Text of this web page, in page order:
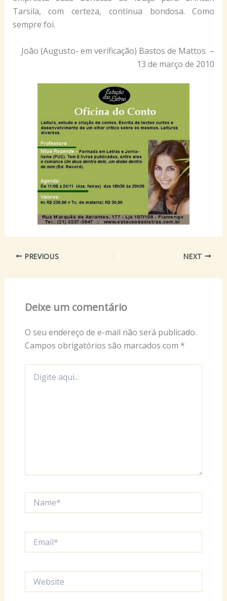
Tarsila, com certeza, continua bondosa. Como
sempre foi.
João (Augusto- em verificação) Bastos de Mattos –
13 de março de 2010
PREVIOUS NEXT
Deixe um comentário
O seu endereço de e-mail não será publicado.
Campos obrigatórios são marcados com *
aqui...